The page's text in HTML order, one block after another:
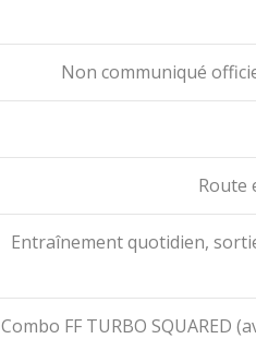
Non communiqué
Route
Entraînement quotidien,
Combo FF TURBO SQUARED